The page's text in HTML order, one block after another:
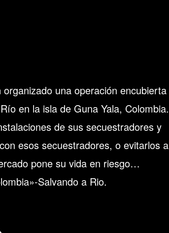
una operación encubierta
en la isla de Guna Yala, Colombia.
de sus secuestradores y
esos secuestradores, o evitarlos a
pone su vida en riesgo…
Salvando a Rio.